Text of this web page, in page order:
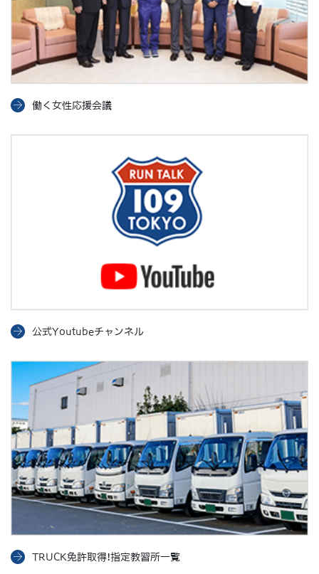
働く女性応援会議
公式Youtubeチャンネル
TRUCK免許取得!指定教習所一覧